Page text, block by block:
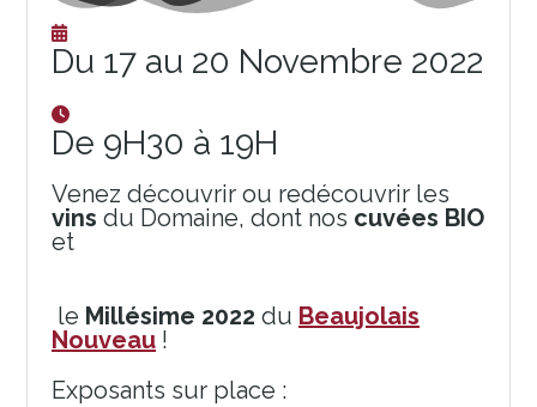
Du 17 au 20 Novembre 2022
De 9H30 à 19H
Venez découvrir ou redécouvrir les
vins du Domaine, dont nos cuvées BIO
et
le Millésime 2022 du Beaujolais
Nouveau !
Exposants sur place :